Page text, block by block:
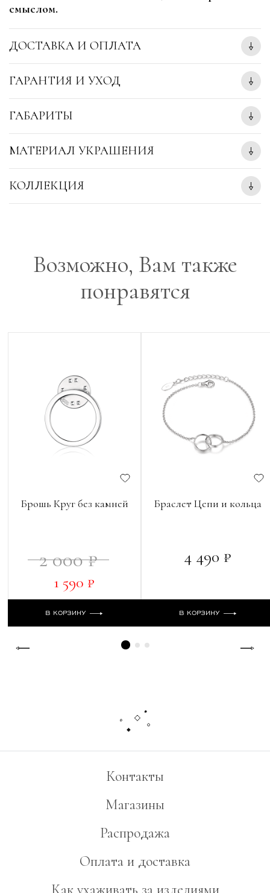
смыслом.
ДОСТАВКА И ОПЛАТА
ГАРАНТИЯ И УХОД
ГАБАРИТЫ
МАТЕРИАЛ УКРАШЕНИЯ
КОЛЛЕКЦИЯ
Возможно, Вам также
понравятся
Брошь Круг без камней
2 000 ₽
1 590 ₽
В КОРЗИНУ
Браслет Цепи и кольца
4 490 ₽
В КОРЗИНУ
Контакты
Магазины
Распродажа
Оплата и доставка